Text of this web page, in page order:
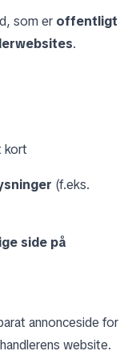
som er offentligt
.
kort
(f.eks.
side på
annonceside for
website.